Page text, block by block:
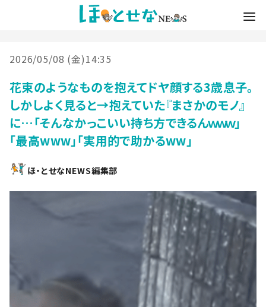
2026/05/08 (金)14:35
花束のようなものを抱えてドヤ顔する3歳息子。
しかしよく見ると→抱えていた『まさかのモノ』
に…「そんなかっこいい持ち方できるんｗｗｗ」
「最高www」「実用的で助かるww」
ほ・とせなNEWS編集部